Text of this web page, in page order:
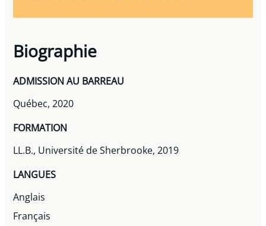
Biographie
ADMISSION AU BARREAU
Québec, 2020
FORMATION
LL.B., Université de Sherbrooke, 2019
LANGUES
Anglais
Français